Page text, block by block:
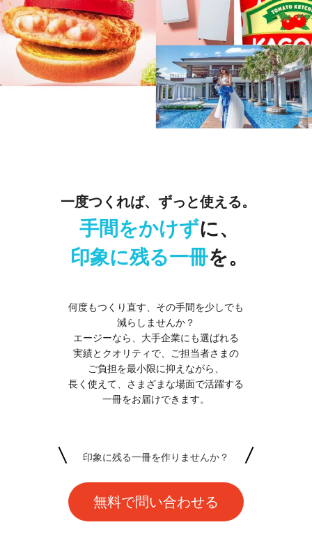
一度つくれば、ずっと使える。
手間をかけずに、
印象に残る一冊を。
何度もつくり直す、その手間を少しでも
減らしませんか？
エージーなら、大手企業にも選ばれる
実績とクオリティで、ご担当者さまの
ご負担を最小限に抑えながら、
長く使えて、さまざまな場面で活躍する
一冊をお届けできます。
印象に残る一冊を作りませんか？
無料で問い合わせる